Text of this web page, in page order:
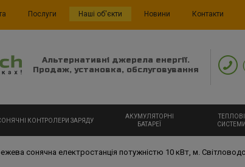
Послуги Наші об'єкти Новини Контакти
Альтернативні джерела енергії.
Продаж, установка, обслуговування
КОНТРОЛЕРИ ЗАРЯДУ
АКУМУЛЯТОРНІ
БАТАРЕЇ
ТЕПЛОВІ
СИСТЕМИ
сонячна електростанція потужністю 10 кВт, м.